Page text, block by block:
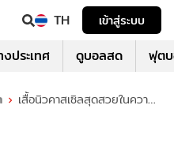
TH เข้าสู่ระบบ
ประเทศ ดูบอลสด ฟุต
เสื้อนิวคาสเซิลสุดสวยในความ